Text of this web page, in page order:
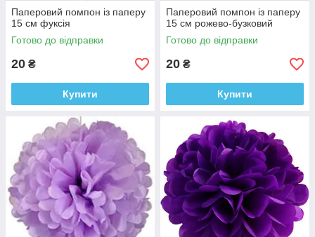
Паперовий помпон із паперу
15 см фуксія
Готово до відправки
20 ₴
Купити
Паперовий помпон із паперу
15 см рожево-бузковий
Готово до відправки
20 ₴
Купити